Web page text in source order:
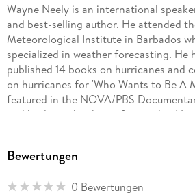
Wayne Neely is an international
and best-selling author. He attended
Meteorological Institute in Barbados
specialized in weather forecasting. He
published 14 books on hurricanes and
on hurricanes for 'Who Wants to Be A
featured in the NOVA/PBS
and his latest book was featured in
Bewertungen
0 Bewertungen